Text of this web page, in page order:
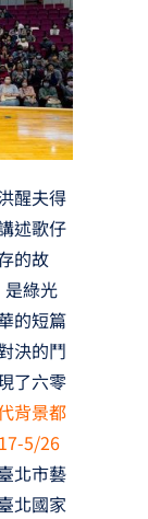
醒夫得
述歌仔
的故
是綠光
的短篇
決的鬥
了六零
背景都
5/26
北市藝
北國家